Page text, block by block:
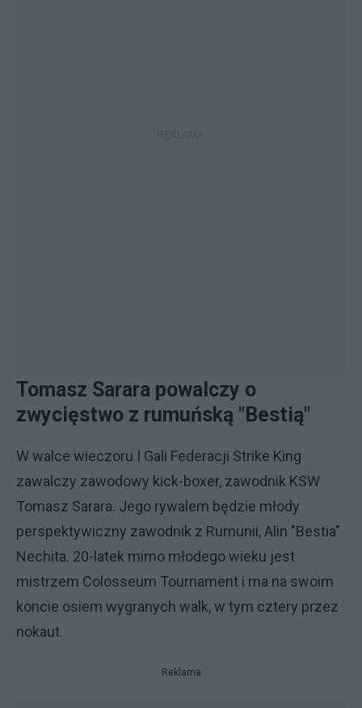
Tomasz Sarara powalczy o
zwycięstwo z rumuńską "Bestią"
W walce wieczoru I Gali Federacji Strike King
zawalczy zawodowy kick-boxer, zawodnik KSW
Tomasz Sarara. Jego rywalem będzie młody
perspektywiczny zawodnik z Rumunii, Alin "Bestia"
Nechita. 20-latek mimo młodego wieku jest
mistrzem Colosseum Tournament i ma na swoim
koncie osiem wygranych walk, w tym cztery przez
nokaut.
Reklama